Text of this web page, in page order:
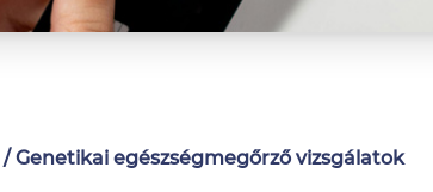
/Genetikai egészség­megőrző vizsgálatok